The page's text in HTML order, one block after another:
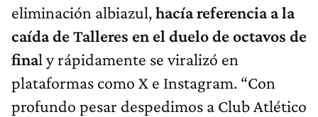
eliminación albiazul,hacía referencia a la
caída de Talleres en el duelo de octavos de
final y rápidamente se viralizó en
plataformas como X e Instagram. “Con
profundo pesar despedimos a Club Atlético